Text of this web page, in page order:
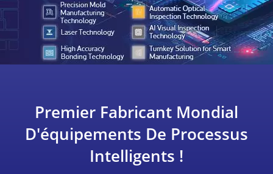
Premier Fabricant Mondial
D'équipements De Processus
Intelligents !